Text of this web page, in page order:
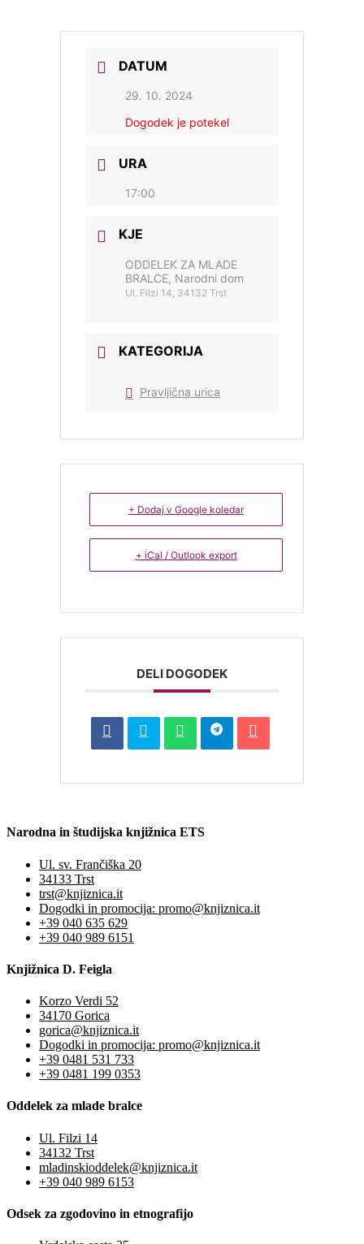
DATUM
29. 10. 2024
Dogodek je potekel
URA
17:00
KJE
ODDELEK ZA MLADE
BRALCE, Narodni dom
Ul. Filzi 14, 34132 Trst
KATEGORIJA
Pravljična urica
+ Dodaj v Google koledar
+ iCal / Outlook export
DELI DOGODEK
Narodna in študijska knjižnica ETS
Ul. sv. Frančiška 20
34133 Trst
trst@knjiznica.it
Dogodki in promocija: promo@knjiznica.it
+39 040 635 629
+39 040 989 6151
Knjižnica D. Feigla
Korzo Verdi 52
34170 Gorica
gorica@knjiznica.it
Dogodki in promocija: promo@knjiznica.it
+39 0481 531 733
+39 0481 199 0353
Oddelek za mlade bralce
Ul. Filzi 14
34132 Trst
mladinskioddelek@knjiznica.it
+39 040 989 6153
Odsek za zgodovino in etnografijo